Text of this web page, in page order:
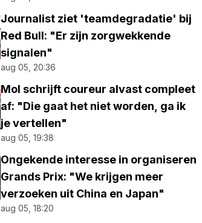
Journalist ziet 'teamdegradatie' bij
Red Bull: "Er zijn zorgwekkende
signalen"
aug 05, 20:36
Mol schrijft coureur alvast compleet
af: "Die gaat het niet worden, ga ik
je vertellen"
aug 05, 19:38
Ongekende interesse in organiseren
Grands Prix: "We krijgen meer
verzoeken uit China en Japan"
aug 05, 18:20